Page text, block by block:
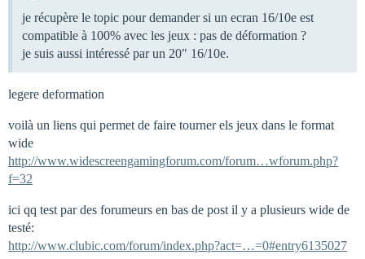
je récupère le topic pour demander si un ecran 16/10e est
compatible à 100% avec les jeux : pas de déformation ?
je suis aussi intéressé par un 20" 16/10e.
legere deformation
voilà un liens qui permet de faire tourner els jeux dans le format
wide
http://www.widescreengamingforum.com/forum…wforum.php?
f=32
ici qq test par des forumeurs en bas de post il y a plusieurs wide de
testé:
http://www.clubic.com/forum/index.php?act=…=0#entry6135027